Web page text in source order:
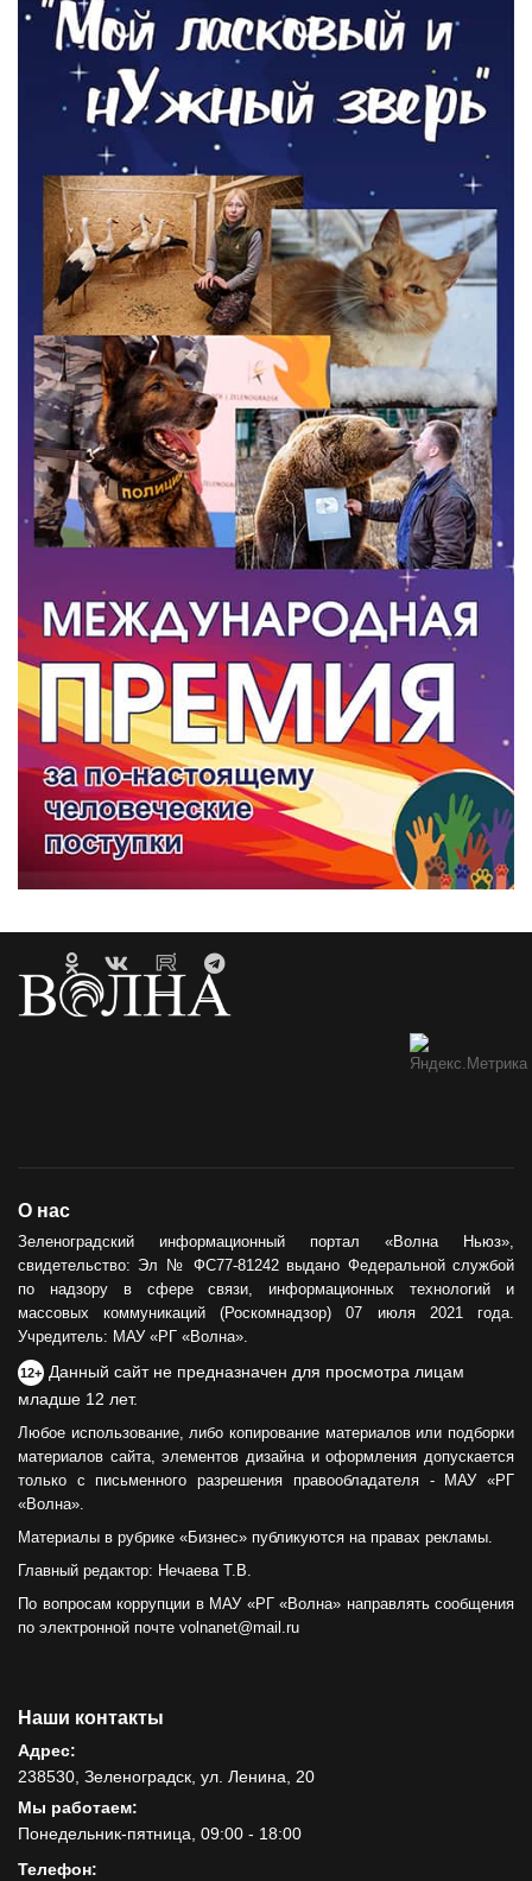
О нас
Зеленоградский информационный портал «Волна Ньюз»,
свидетельство: Эл № ФС77-81242 выдано Федеральной службой
по надзору в сфере связи, информационных технологий и
массовых коммуникаций (Роскомнадзор) 07 июля 2021 года.
Учредитель: МАУ «РГ «Волна».
12+ Данный сайт не предназначен для просмотра лицам
младше 12 лет.
Любое использование, либо копирование материалов или подборки
материалов сайта, элементов дизайна и оформления допускается
только с письменного разрешения правообладателя - МАУ «РГ
«Волна».
Материалы в рубрике «Бизнес» публикуются на правах рекламы.
Главный редактор: Нечаева Т.В.
По вопросам коррупции в МАУ «РГ «Волна» направлять сообщения
по электронной почте volnanet@mail.ru
Наши контакты
Адрес:
238530, Зеленоградск, ул. Ленина, 20
Мы работаем:
Понедельник-пятница, 09:00 - 18:00
Телефон: